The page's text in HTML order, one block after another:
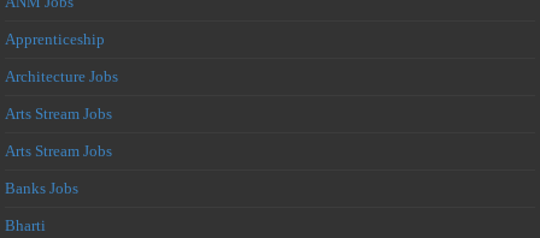
Apprenticeship
Architecture Jobs
Arts Stream Jobs
Arts Stream Jobs
Banks Jobs
Bharti